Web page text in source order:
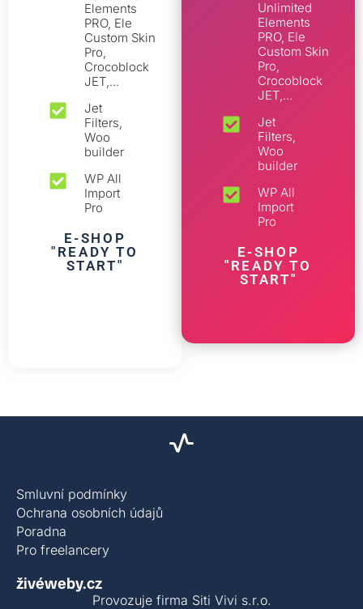
Elements
PRO, Ele
Custom Skin
Pro,
Crocoblock
JET,...
Jet
Filters,
Woo
builder
WP All
Import
Pro
E-SHOP
"READY TO
START"
Unlimited
Elements
PRO, Ele
Custom Skin
Pro,
Crocoblock
JET,...
Jet
Filters,
Woo
builder
WP All
Import
Pro
E-SHOP
"READY TO
START"
Smluvní podmínky
Ochrana osobních údajů
Poradna
Pro freelancery
živéweby.cz
Provozuje firma Siti Vivi s.r.o.